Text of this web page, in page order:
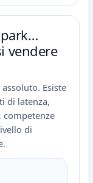
vendere
Esiste
di latenza,
competenze
di